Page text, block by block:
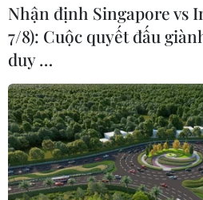
Nhận định Singapore vs
7/8): Cuộc quyết đấu
duy …